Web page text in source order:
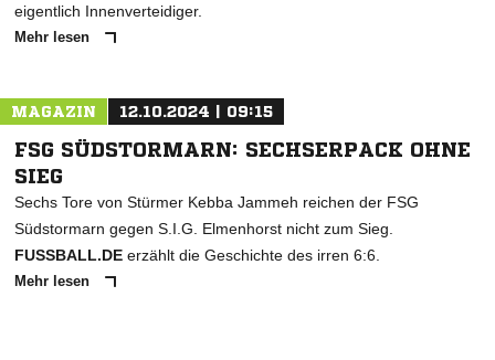
eigentlich Innenverteidiger.
Mehr lesen
MAGAZIN 12.10.2024 | 09:15
FSG SÜDSTORMARN: SECHSERPACK OHNE
SIEG
Sechs Tore von Stürmer Kebba Jammeh reichen der FSG
Südstormarn gegen S.I.G. Elmenhorst nicht zum Sieg.
FUSSBALL.DE erzählt die Geschichte des irren 6:6.
Mehr lesen